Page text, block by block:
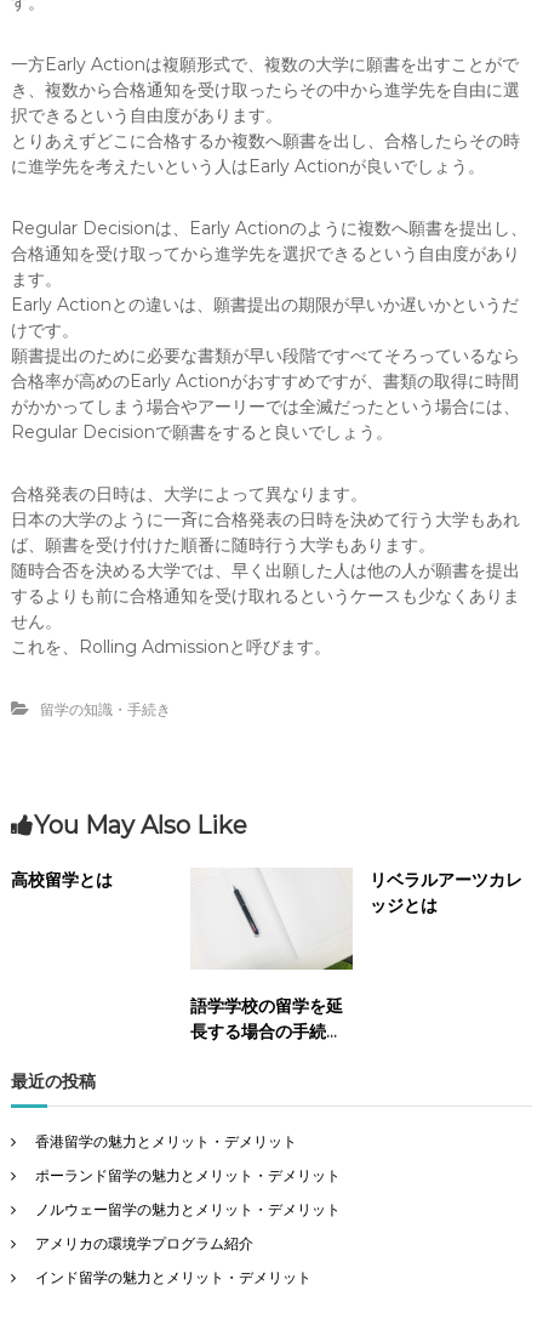
一方Early Actionは複願形式で、複数の大学に願書を出すことがで
き、複数から合格通知を受け取ったらその中から進学先を自由に選
択できるという自由度があります。
とりあえずどこに合格するか複数へ願書を出し、合格したらその時
に進学先を考えたいという人はEarly Actionが良いでしょう。
Regular Decisionは、Early Actionのように複数へ願書を提出し、
合格通知を受け取ってから進学先を選択できるという自由度があり
ます。
Early Actionとの違いは、願書提出の期限が早いか遅いかというだ
けです。
願書提出のために必要な書類が早い段階ですべてそろっているなら
合格率が高めのEarly Actionがおすすめですが、書類の取得に時間
がかかってしまう場合やアーリーでは全滅だったという場合には、
Regular Decisionで願書をすると良いでしょう。
合格発表の日時は、大学によって異なります。
日本の大学のように一斉に合格発表の日時を決めて行う大学もあれ
ば、願書を受け付けた順番に随時行う大学もあります。
随時合否を決める大学では、早く出願した人は他の人が願書を提出
するよりも前に合格通知を受け取れるというケースも少なくありま
せん。
これを、Rolling Admissionと呼びます。
留学の知識・手続き
You May Also Like
高校留学とは
語学学校の留学を延
長する場合の手続き
リベラルアーツカレ
ッジとは
最近の投稿
香港留学の魅力とメリット・デメリット
ポーランド留学の魅力とメリット・デメリット
ノルウェー留学の魅力とメリット・デメリット
アメリカの環境学プログラム紹介
インド留学の魅力とメリット・デメリット